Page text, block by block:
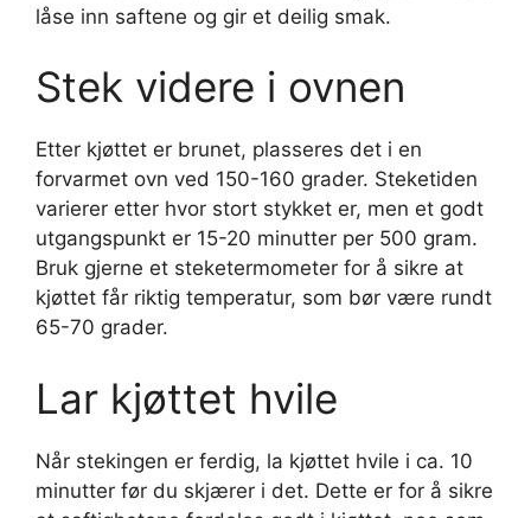
låse inn saftene og gir et deilig smak.
Stek videre i ovnen
Etter kjøttet er brunet, plasseres det i en
forvarmet ovn ved 150-160 grader. Steketiden
varierer etter hvor stort stykket er, men et godt
utgangspunkt er 15-20 minutter per 500 gram.
Bruk gjerne et steketermometer for å sikre at
kjøttet får riktig temperatur, som bør være rundt
65-70 grader.
Lar kjøttet hvile
Når stekingen er ferdig, la kjøttet hvile i ca. 10
minutter før du skjærer i det. Dette er for å sikre